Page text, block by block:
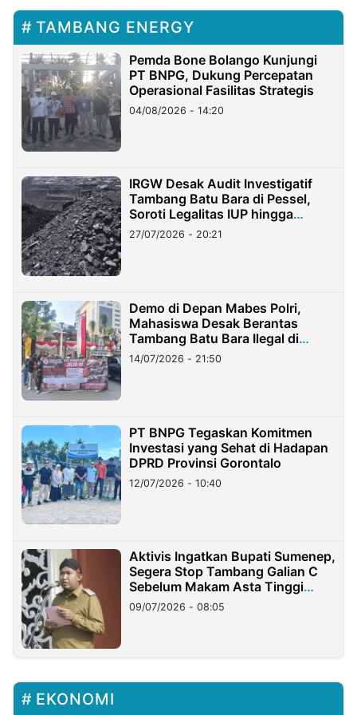
TAMBANG ENERGY
Pemda Bone Bolango Kunjungi
PT BNPG, Dukung Percepatan
Operasional Fasilitas Strategis
04/08/2026 - 14:20
IRGW Desak Audit Investigatif
Tambang Batu Bara di Pessel,
Soroti Legalitas IUP hingga
Stockpile
27/07/2026 - 20:21
Demo di Depan Mabes Polri,
Mahasiswa Desak Berantas
Tambang Batu Bara Ilegal di
Lampung
14/07/2026 - 21:50
PT BNPG Tegaskan Komitmen
Investasi yang Sehat di Hadapan
DPRD Provinsi Gorontalo
12/07/2026 - 10:40
Aktivis Ingatkan Bupati Sumenep,
Segera Stop Tambang Galian C
Sebelum Makam Asta Tinggi
Longsor
09/07/2026 - 08:05
EKONOMI